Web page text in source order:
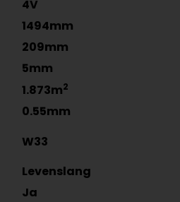
14,95 p/st
17,95 p/st
Zilver
28,95 p/st
4V
1494mm
209mm
5mm
1.873m2
0.55mm
W33
Levenslang
Ja